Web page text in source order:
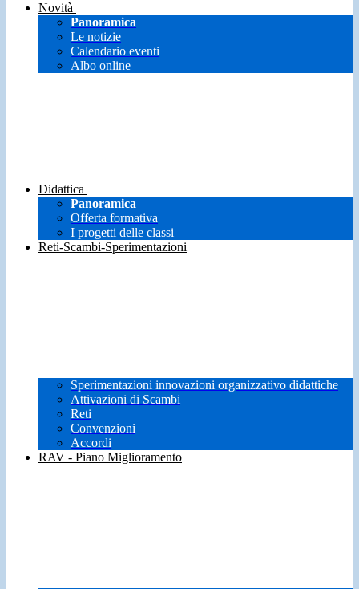
Novità
Panoramica
Le notizie
Calendario eventi
Albo online
Didattica
Panoramica
Offerta formativa
I progetti delle classi
Reti-Scambi-Sperimentazioni
Sperimentazioni innovazioni organizzativo didattiche
Attivazioni di Scambi
Reti
Convenzioni
Accordi
RAV - Piano Miglioramento